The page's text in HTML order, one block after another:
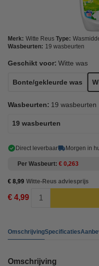
Merk: Witte Reus Type:
Wasbeurten: 19 wasbeurten
Geschikt voor: Witte was
Bonte/gekleurde was
Wasbeurten: 19 wasbeurten
19 wasbeurten
Direct leverbaar Morgen in
Per Wasbeurt € 0,263
€ 8,99 Witte-Reus adviesprijs
€ 4,99
OmschrijvingSpecificaties
Omschrijving